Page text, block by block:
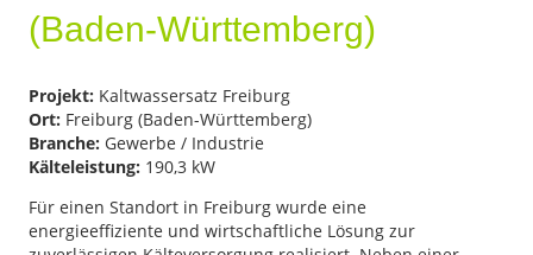
(Baden-Württemberg)
Projekt: Kaltwassersatz Freiburg
Ort: Freiburg (Baden-Württemberg)
Branche: Gewerbe / Industrie
Kälteleistung: 190,3 kW
Für einen Standort in Freiburg wurde eine
energieeffiziente und wirtschaftliche Lösung zur